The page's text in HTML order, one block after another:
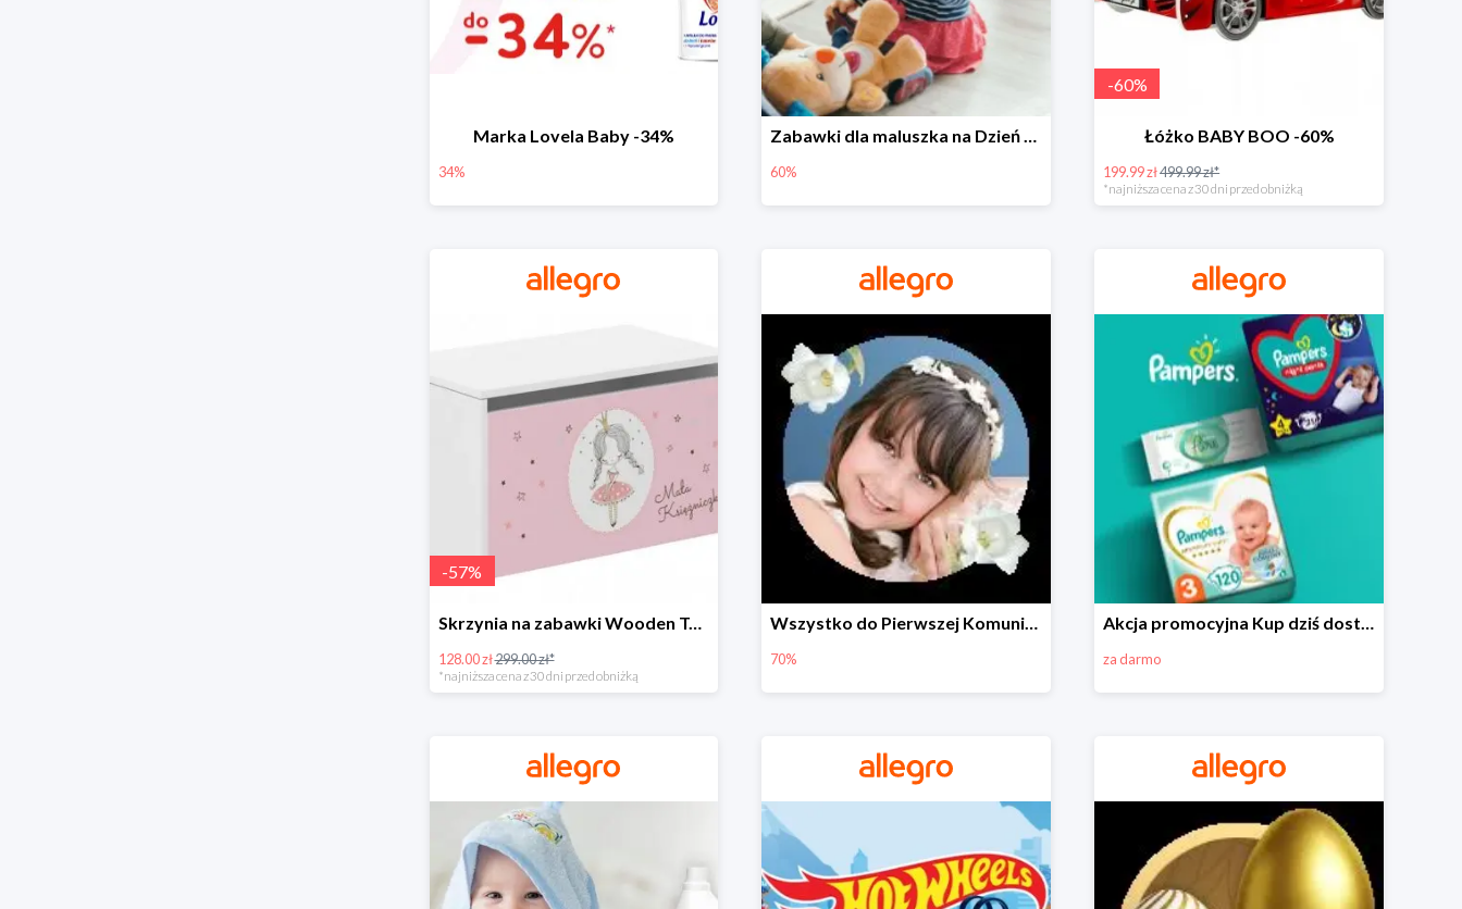
Marka Lovela Baby -34%
34%
Zabawki dla maluszka na Dzień Dziecka na Allegro do -60%
60%
-60%
Łóżko BABY BOO -60%
199.99 zł499.99 zł*
*najniższa cena z 30 dni przed obniżką
-57%
Skrzynia na zabawki Wooden Toys -57%
128.00 zł299.00 zł*
*najniższa cena z 30 dni przed obniżką
Wszystko do Pierwszej Komunii na Allegro do -70%
70%
Akcja promocyjna Kup dziś dostawa jutro
za darmo